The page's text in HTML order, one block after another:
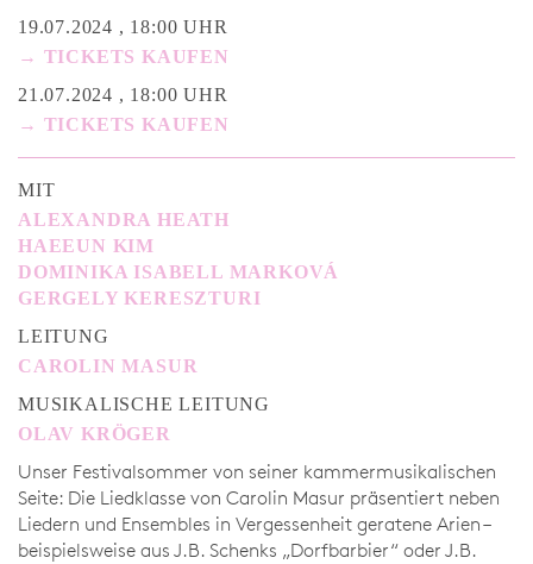
19.07.2024 , 18:00 UHR
→ TICKETS KAUFEN
21.07.2024 , 18:00 UHR
→ TICKETS KAUFEN
MIT
ALEXANDRA HEATH
HAEEUN KIM
DOMINIKA ISABELL MARKOVÁ
GERGELY KERESZTURI
LEITUNG
CAROLIN MASUR
MUSIKALISCHE LEITUNG
OLAV KRÖGER
Unser Festivalsommer von seiner kammermusikalischen
Seite: Die Liedklasse von Carolin Masur präsentiert neben
Liedern und Ensembles in Vergessenheit geratene Arien –
beispielsweise aus J.B. Schenks „Dorfbarbier“ oder J.B.